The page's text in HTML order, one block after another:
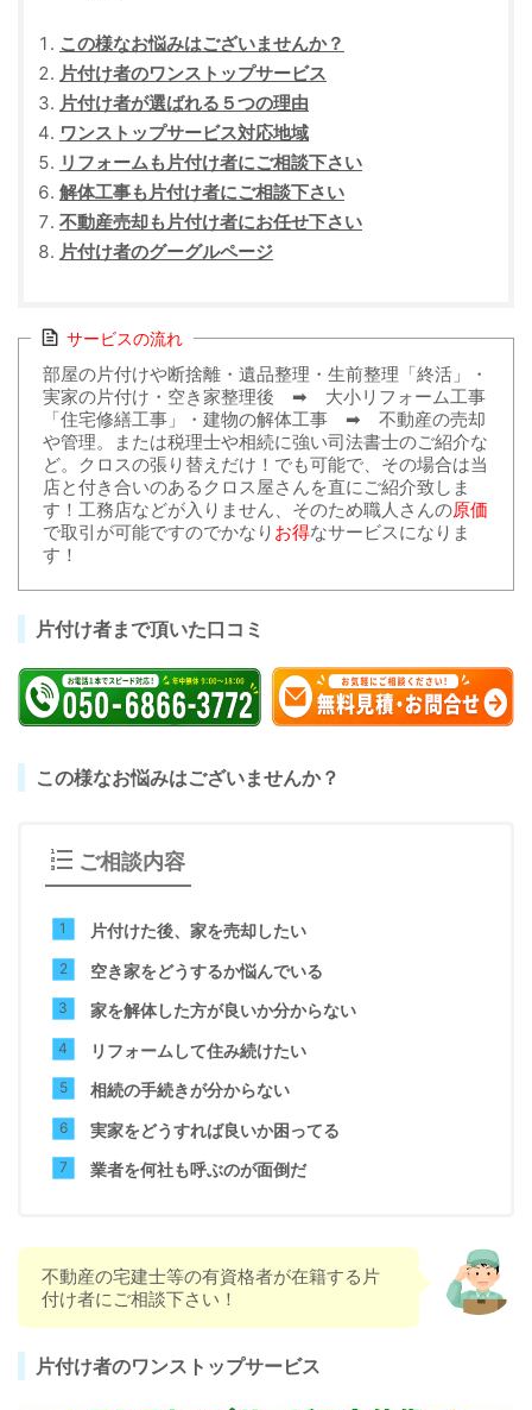
この様なお悩みはございませんか？
片付け者のワンストップサービス
片付け者が選ばれる５つの理由
ワンストップサービス対応地域
リフォームも片付け者にご相談下さい
解体工事も片付け者にご相談下さい
不動産売却も片付け者にお任せ下さい
片付け者のグーグルページ
サービスの流れ
部屋の片付けや断捨離・遺品整理・生前整理「終活」・
実家の片付け・空き家整理後 ➡ 大小リフォーム工事
「住宅修繕工事」・建物の解体工事 ➡ 不動産の売却
や管理。または税理士や相続に強い司法書士のご紹介な
ど。クロスの張り替えだけ！でも可能で、その場合は当
店と付き合いのあるクロス屋さんを直にご紹介致しま
す！工務店などが入りません、そのため職人さんの原価
で取引が可能ですのでかなり お得なサービスになりま
す！
片付け者まで頂いた口コミ
この様なお悩みはございませんか？
ご相談内容
片付けた後、家を売却したい
空き家をどうするか悩んでいる
家を解体した方が良いか分からない
リフォームして住み続けたい
相続の手続きが分からない
実家をどうすれば良いか困ってる
業者を何社も呼ぶのが面倒だ
不動産の宅建士等の有資格者が在籍する片
付け者にご相談下さい！
片付け者のワンストップサービス